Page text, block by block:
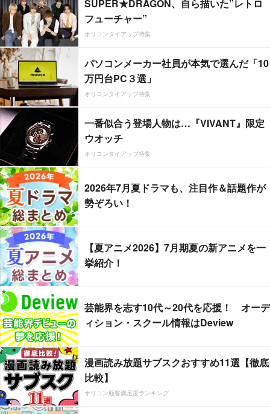
SUPER★DRAGON、自ら描いた”レトロ
フューチャー”
オリコンタイアップ特集
パソコンメーカー社員が本気で選んだ「10
万円台PC３選」
オリコンタイアップ特集
一番似合う登場人物は…『VIVANT』限定
ウオッチ
オリコンタイアップ特集
2026年7月夏ドラマも、注目作＆話題作が
勢ぞろい！
【夏アニメ2026】7月期夏の新アニメを一
挙紹介！
芸能界を志す10代～20代を応援！ オーデ
ィション・スクール情報はDeview
漫画読み放題サブスクおすすめ11選【徹底
比較】
オリコン顧客満足度ランキング